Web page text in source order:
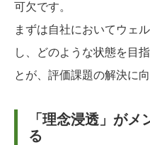
可欠です。
まずは自社においてウェ
し、どのような状態を目
とが、評価課題の解決に
「理念浸透」が
る